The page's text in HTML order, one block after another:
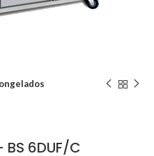
6DUF/C